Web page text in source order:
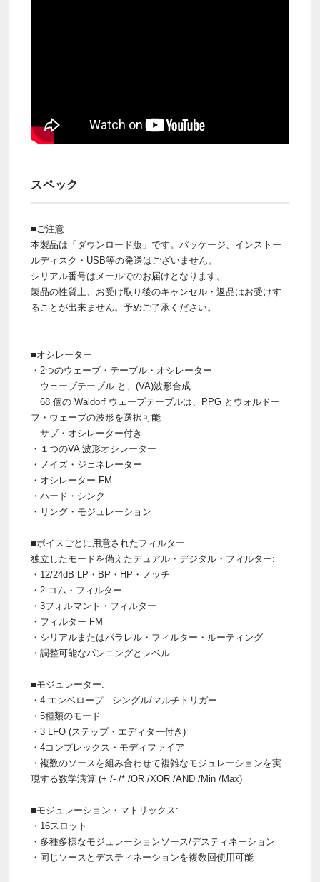
スペック
■ご注意
本製品は「ダウンロード版」です。パッケージ、インストー
ルディスク・USB等の発送はございません。
シリアル番号はメールでのお届けとなります。
製品の性質上、お受け取り後のキャンセル・返品はお受けす
ることが出来ません。予めご了承ください。
■オシレーター
・2つのウェーブ・テーブル・オシレーター
ウェーブテーブル と、(VA)波形合成
68 個の Waldorf ウェーブテーブルは、PPG とウォルドー
フ・ウェーブの波形を選択可能
サブ・オシレーター付き
・１つのVA 波形オシレーター
・ノイズ・ジェネレーター
・オシレーター FM
・ハード・シンク
・リング・モジュレーション
■ボイスごとに用意されたフィルター
独立したモードを備えたデュアル・デジタル・フィルター:
・12/24dB LP・BP・HP・ノッチ
・2 コム・フィルター
・3フォルマント・フィルター
・フィルター FM
・シリアルまたはパラレル・フィルター・ルーティング
・調整可能なパンニングとレベル
■モジュレーター:
・4 エンベロープ - シングル/マルチトリガー
・5種類のモード
・3 LFO (ステップ・エディター付き)
・4コンプレックス・モディファイア
・複数のソースを組み合わせて複雑なモジュレーションを実
現する数学演算 (+ /- /* /OR /XOR /AND /Min /Max)
■モジュレーション・マトリックス:
・16スロット
・多種多様なモジュレーションソース/デスティネーション
・同じソースとデスティネーションを複数回使用可能